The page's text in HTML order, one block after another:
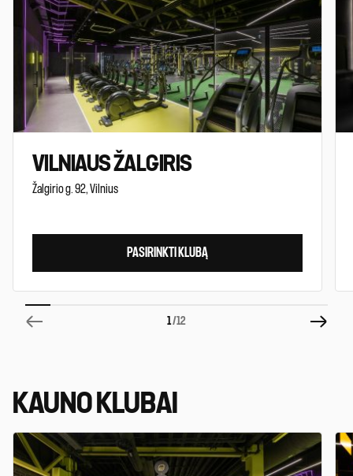
VILNIAUS ŽALGIRIS
Žalgirio g. 92, Vilnius
PASIRINKTI KLUBĄ
1/12
KAUNO KLUBAI